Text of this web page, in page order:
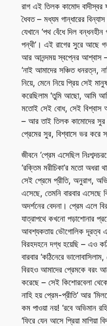
রাগ এই তিলক কামোদ বাদীস্বর
ধৈবত – মধ্যম গান্ধারের
যেখানে ‘পথ বেঁধে দিল
পন্থী’। এই রাগের সুরে আছে
আর আনন্দময় স্বপ্নের আশ্বাস
‘নাই আমাদের সঞ্চিত ধনরত্ন,
নিয়ে, মেনে নিয়ে প্রিয় সেই
করেছিলাম ‘তুমি আছো, আমি
মতোই সেই বোধ, সেই
– আর তাই তিলক কামোদের সুর
প্রেমের সুর, বিশ্বাসে ভর করে
জীবনে ‘প্রেম এসেছিল
‘রক্তিম মরীচিকা’র মতো
সেই প্রেমে প্রীতি, অনুরাগ,
এসেছে, তেমনি বারবার এসেছে
অদর্শনের বেদনা। প্রেম এলে
যাত্রাপথে কখনো পড়াশোনার
আবশ্যকতায় ভৌগোলিক দূরত্ব
বিরহদহনে দগ্ধ হয়েছি – এও
বারবার ‘কঠিনেরে
বিরহও আমাদের প্রেমকে বরং
করেছে – সেই কিশোরবেলা
নাহি হয় প্রেম-প্রীতি’ আর
কম পাওয়া নয়! ‘রবে অভিমান
‘ফিরে যেন আসে প্রিয়া মাগিয়া